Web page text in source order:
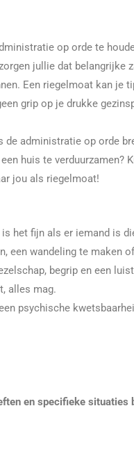
op orde te
jullie dat belangrijke
Een riegelmoat kan je
grip op je drukke
administratie op orde
huis te verduurzamen?
jou als riegelmoat!
het fijn als er iemand is
een wandeling te maken
begrip en een
alles mag.
psychische
en specifieke situaties